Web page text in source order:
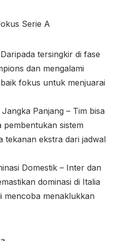
Serie A
tersingkir di fase
dan mengalami
fokus untuk menjuarai
Panjang – Tim bisa
pembentukan sistem
tekanan ekstra dari jadwal
Domestik – Inter dan
dominasi di Italia
mencoba menaklukkan